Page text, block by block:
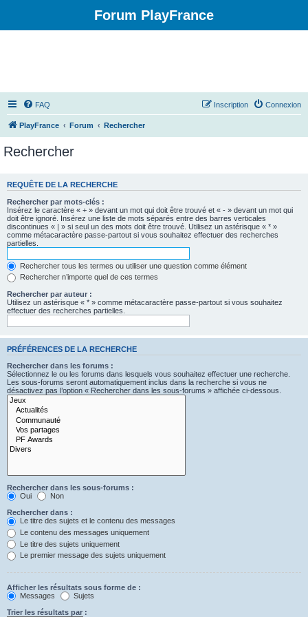
Forum PlayFrance
FAQ Connexion
Inscription
PlayFrance Forum Rechercher
Rechercher
REQUÊTE DE LA RECHERCHE
Rechercher par mots-clés :
Insérez le caractère « + » devant un mot qui doit être trouvé et « - » devant un mot qui
doit être ignoré. Insérez une liste de mots séparés entre des barres verticales
discontinues « | » si seul un des mots doit être trouvé. Utilisez un astérisque « * »
comme métacaractère passe-partout si vous souhaitez effectuer des recherches
partielles.
Rechercher tous les termes ou utiliser une question comme élément
Rechercher n’importe quel de ces termes
Rechercher par auteur :
Utilisez un astérisque « * » comme métacaractère passe-partout si vous souhaitez
effectuer des recherches partielles.
PRÉFÉRENCES DE LA RECHERCHE
Rechercher dans les forums :
Sélectionnez le ou les forums dans lesquels vous souhaitez effectuer une recherche.
Les sous-forums seront automatiquement inclus dans la recherche si vous ne
désactivez pas l’option « Rechercher dans les sous-forums » affichée ci-dessous.
Rechercher dans les sous-forums :
Oui
Non
Rechercher dans :
Le titre des sujets et le contenu des messages
Le contenu des messages uniquement
Le titre des sujets uniquement
Le premier message des sujets uniquement
Afficher les résultats sous forme de :
Messages
Sujets
Trier les résultats par :